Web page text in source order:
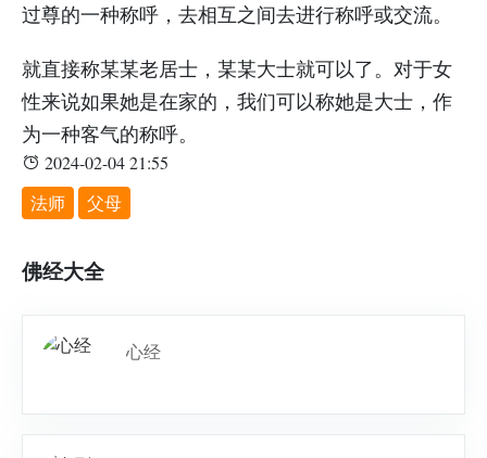
过尊的一种称呼，去相互之间去进行称呼或交流。
就直接称某某老居士，某某大士就可以了。对于女
性来说如果她是在家的，我们可以称她是大士，作
为一种客气的称呼。
2024-02-04 21:55
法师
父母
佛经大全
心经